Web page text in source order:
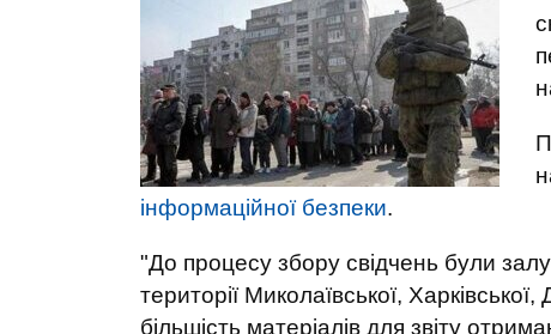
інформаційної безпеки.
"До процесу збору свідчень були
території Миколаївської,
більшість матеріалів для звіту